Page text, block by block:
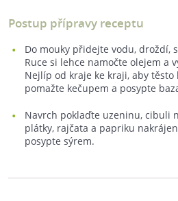
Postup přípravy receptu
Do mouky přidejte vodu, droždí,
Ruce si lehce namočte olejem a
Nejlíp od kraje ke kraji, aby těsto
pomažte kečupem a posypte
Navrch poklaďte uzeninu, cibuli
plátky, rajčata a papriku
posypte sýrem.